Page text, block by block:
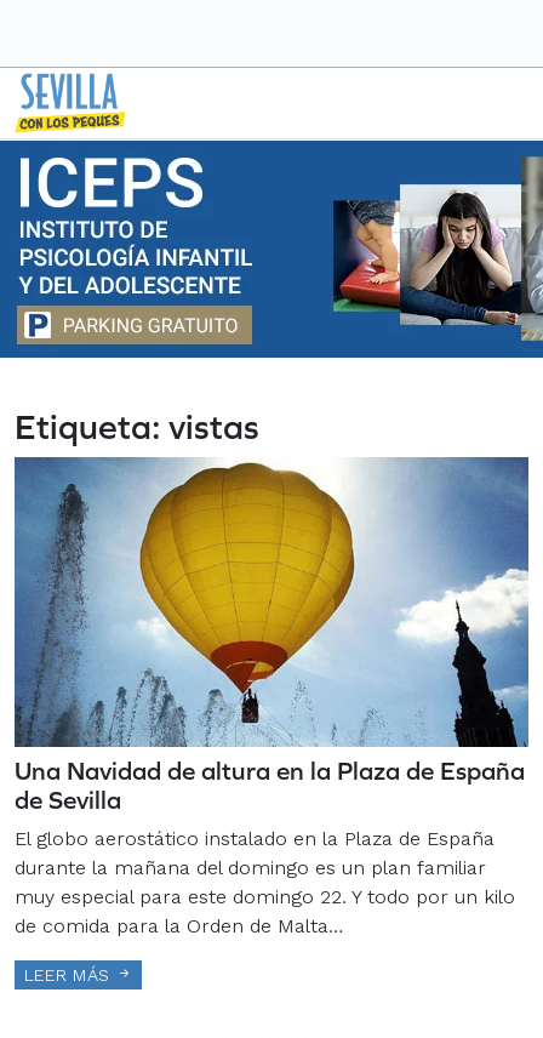
Saltar
contenido
Etiqueta: vistas
Una Navidad de altura en la Plaza de España
de Sevilla
El globo aerostático instalado en la Plaza de España
durante la mañana del domingo es un plan familiar
muy especial para este domingo 22. Y todo por un kilo
de comida para la Orden de Malta…
LEER MÁS